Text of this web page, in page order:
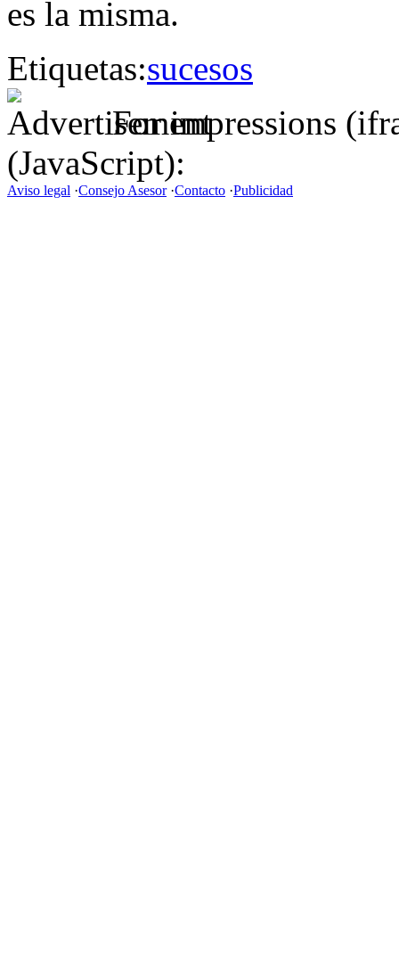
es la misma.
Etiquetas:sucesos
For impressions
(JavaScript):
Aviso legal ·Consejo Asesor·Contacto ·Publicidad